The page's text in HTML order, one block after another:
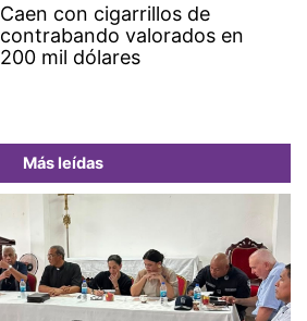
Caen con cigarrillos de
contrabando valorados en
200 mil dólares
Más leídas